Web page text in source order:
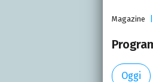
Magazine
Oggi